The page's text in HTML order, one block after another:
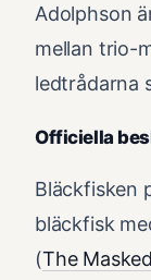
Adolphson
mellan trio-
ledtrådarna
Officiella
Bläckfisken
bläckfisk
(The